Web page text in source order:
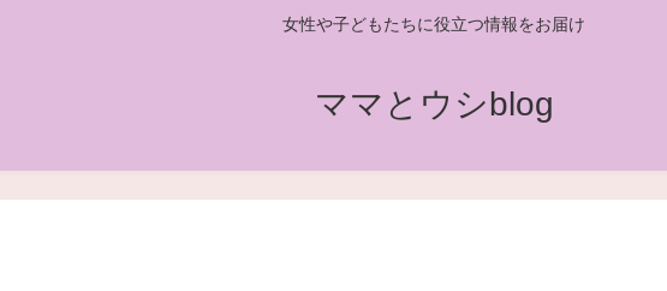
女性や子どもたちに役立つ情報をお届け
ママとウシblog